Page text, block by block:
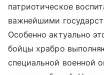
патриотическое
важнейшими
Особенно актуально
бойцы храбро
специальной военной